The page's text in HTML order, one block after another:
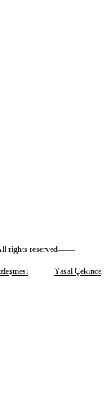
rights reserved——
· Yasal Çekince